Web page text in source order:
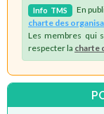
Info TMS En
charte des
Les membres qui
respecter la charte